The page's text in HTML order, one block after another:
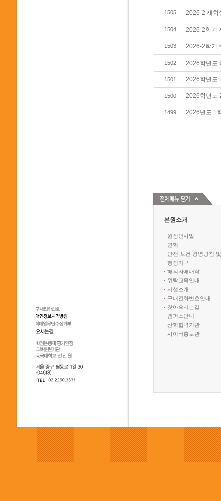
1505 2026-2 재학
1504 2026-2학기
1503 2026-2학기
1502 2026학년도
1501 2026학년도
1500 2026학년도
1499 2026년도 1
본원소개
원장인사말
연혁
안전·보건 경영방침
행정기구
해외자매대학
위탁교육안내
시설소개
구내전화번호안내
찾아오시는길
캠퍼스안내
산학협력기관
사이버홍보관